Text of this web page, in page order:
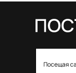
Посещая
о